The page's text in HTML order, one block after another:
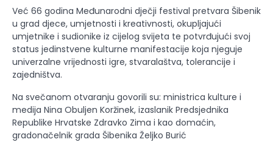
Već 66 godina Međunarodni dječji festival pretvara Šibenik
u grad djece, umjetnosti i kreativnosti, okupljajući
umjetnike i sudionike iz cijelog svijeta te potvrđujući svoj
status jedinstvene kulturne manifestacije koja njeguje
univerzalne vrijednosti igre, stvaralaštva, tolerancije i
zajedništva.
Na svečanom otvaranju govorili su: ministrica kulture i
medija Nina Obuljen Koržinek, izaslanik Predsjednika
Republike Hrvatske Zdravko Zima i kao domaćin,
gradonačelnik grada Šibenika Željko Burić